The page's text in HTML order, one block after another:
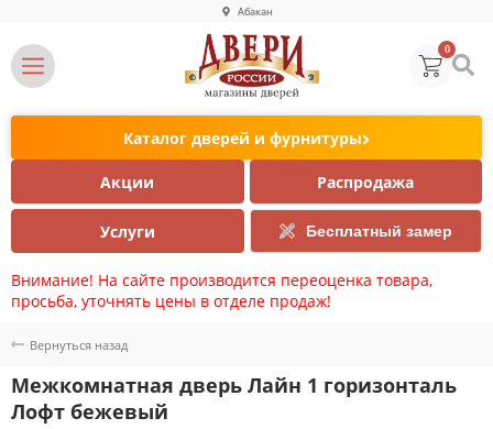
Абакан
0
Каталог дверей и фурнитуры
Акции Распродажа
Услуги Бесплатный замер
Внимание! На сайте производится переоценка товара,
просьба, уточнять цены в отделе продаж!
Вернуться назад
Межкомнатная дверь Лайн 1 горизонталь
Лофт бежевый